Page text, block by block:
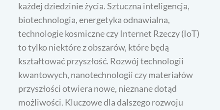
każdej dziedzinie życia. Sztuczna inteligencja,
biotechnologia, energetyka odnawialna,
technologie kosmiczne czy Internet Rzeczy (IoT)
to tylko niektóre z obszarów, które będą
kształtować przyszłość. Rozwój technologii
kwantowych, nanotechnologii czy materiałów
przyszłości otwiera nowe, nieznane dotąd
możliwości. Kluczowe dla dalszego rozwoju